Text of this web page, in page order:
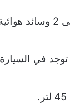
في السيارة 5 مقاعد.